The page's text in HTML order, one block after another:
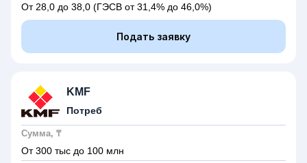
От 28,0 до 38,0 (ГЭСВ от 31,4% до 46,0%)
Подать заявку
KMF
Потреб
Сумма, ₸
От 300 тыс до 100 млн